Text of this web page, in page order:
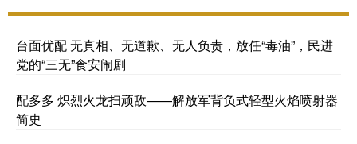
台面优配 无真相、无道歉、无人负责，放任“毒油”，民进
党的“三无”食安闹剧
配多多 炽烈火龙扫顽敌——解放军背负式轻型火焰喷射器
简史